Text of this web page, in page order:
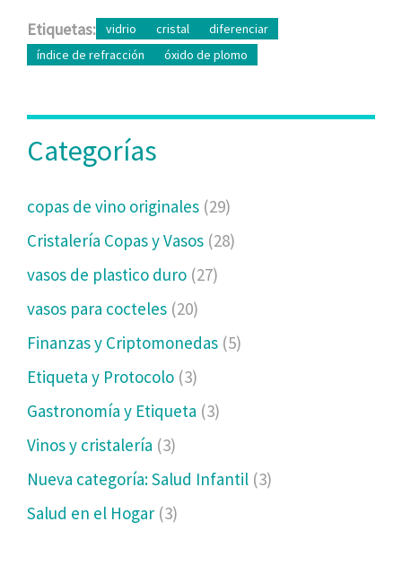
Etiquetas: vidrio cristal
diferenciar
índice de refracción
óxido de plomo
Categorías
copas de vino originales (29)
Cristalería Copas y Vasos (28)
vasos de plastico duro (27)
vasos para cocteles (20)
Finanzas y Criptomonedas (5)
Etiqueta y Protocolo (3)
Gastronomía y Etiqueta (3)
Vinos y cristalería (3)
Nueva categoría: Salud Infantil (3)
Salud en el Hogar (3)